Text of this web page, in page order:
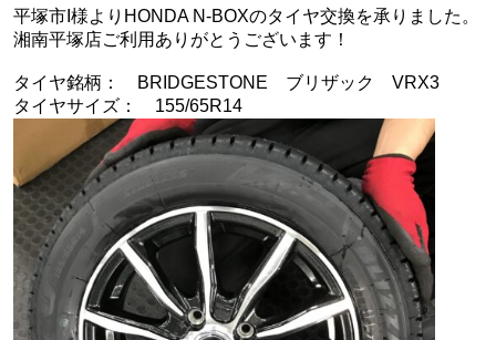
平塚市I様よりHONDA N-BOXのタイヤ交換を承りました。
湘南平塚店ご利用ありがとうございます！
タイヤ銘柄： BRIDGESTONE ブリザック VRX3
タイヤサイズ： 155/65R14